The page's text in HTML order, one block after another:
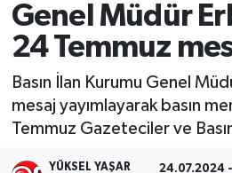
Genel Müdür
24 Temmuz
Basın İlan Kurumu Genel
mesaj yayımlayarak basın
Temmuz Gazeteciler ve Basın
YÜKSEL YAŞAR 24.07.2024
Trabzon Namaz Vakitleri
Trabzon Trafik Yoğunluk
Süper Lig Puan Durumu